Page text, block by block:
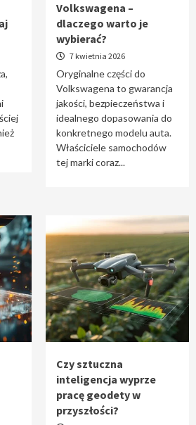
– dlaczego warto odkrywać
na nowo?
części do Volkswagena –
warto je wybierać?
i frezowanie CNC –
inteligencja wyprze pracę
przyszłości?
aplikacji internetowych – jak
nowoczesne rozwiązania cyfrowe
Volkswagena –
dlaczego warto je
wybierać?
7 kwietnia 2026
Oryginalne części do
Volkswagena to gwarancja
jakości, bezpieczeństwa i
idealnego dopasowania do
konkretnego modelu auta.
Właściciele samochodów
tej marki coraz...
Czy sztuczna
inteligencja wyprze
pracę geodety w
przyszłości?